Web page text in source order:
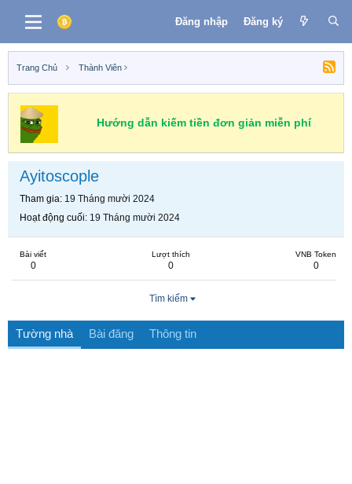
Đăng nhập Đăng ký
Trang Chủ Thành Viên
Hướng dẫn kiếm tiền đơn giản miễn phí
Ayitoscople
Tham gia 19 Tháng mười 2024
Hoạt động cuối 19 Tháng mười 2024
Bài viết
0
Lượt thích
0
VNB Token
0
Tìm kiếm
Tường nhà Bài đăng Thông tin